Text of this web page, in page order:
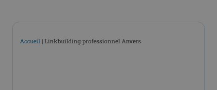
Accueil | Linkbuilding professionnel Anvers